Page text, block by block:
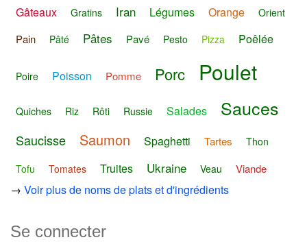
Gâteaux Gratins Iran Légumes Orange Orient
Pain Pâté Pâtes Pavé Pesto Pizza Poêlée
Poire Poisson Pomme Porc Poulet
Quiches Riz Rôti Russie Salades Sauces
Saucisse Saumon Spaghetti Tartes
Thon
Tofu
Tomates Truites Ukraine Veau Viande
→ Voir plus de noms de plats et d'ingrédients
Se connecter